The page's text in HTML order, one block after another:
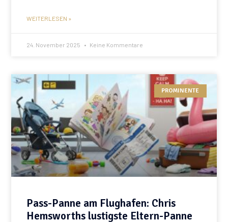
WEITERLESEN »
24. November 2025 Keine Kommentare
PROMINENTE
Pass-Panne am Flughafen: Chris
Hemsworths lustigste Eltern-Panne